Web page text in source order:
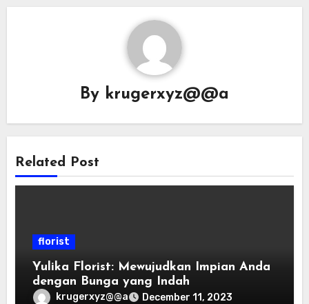
By krugerxyz@@a
Related Post
florist
Yulika Florist: Mewujudkan Impian Anda
dengan Bunga yang Indah
krugerxyz@@a December 11, 2023